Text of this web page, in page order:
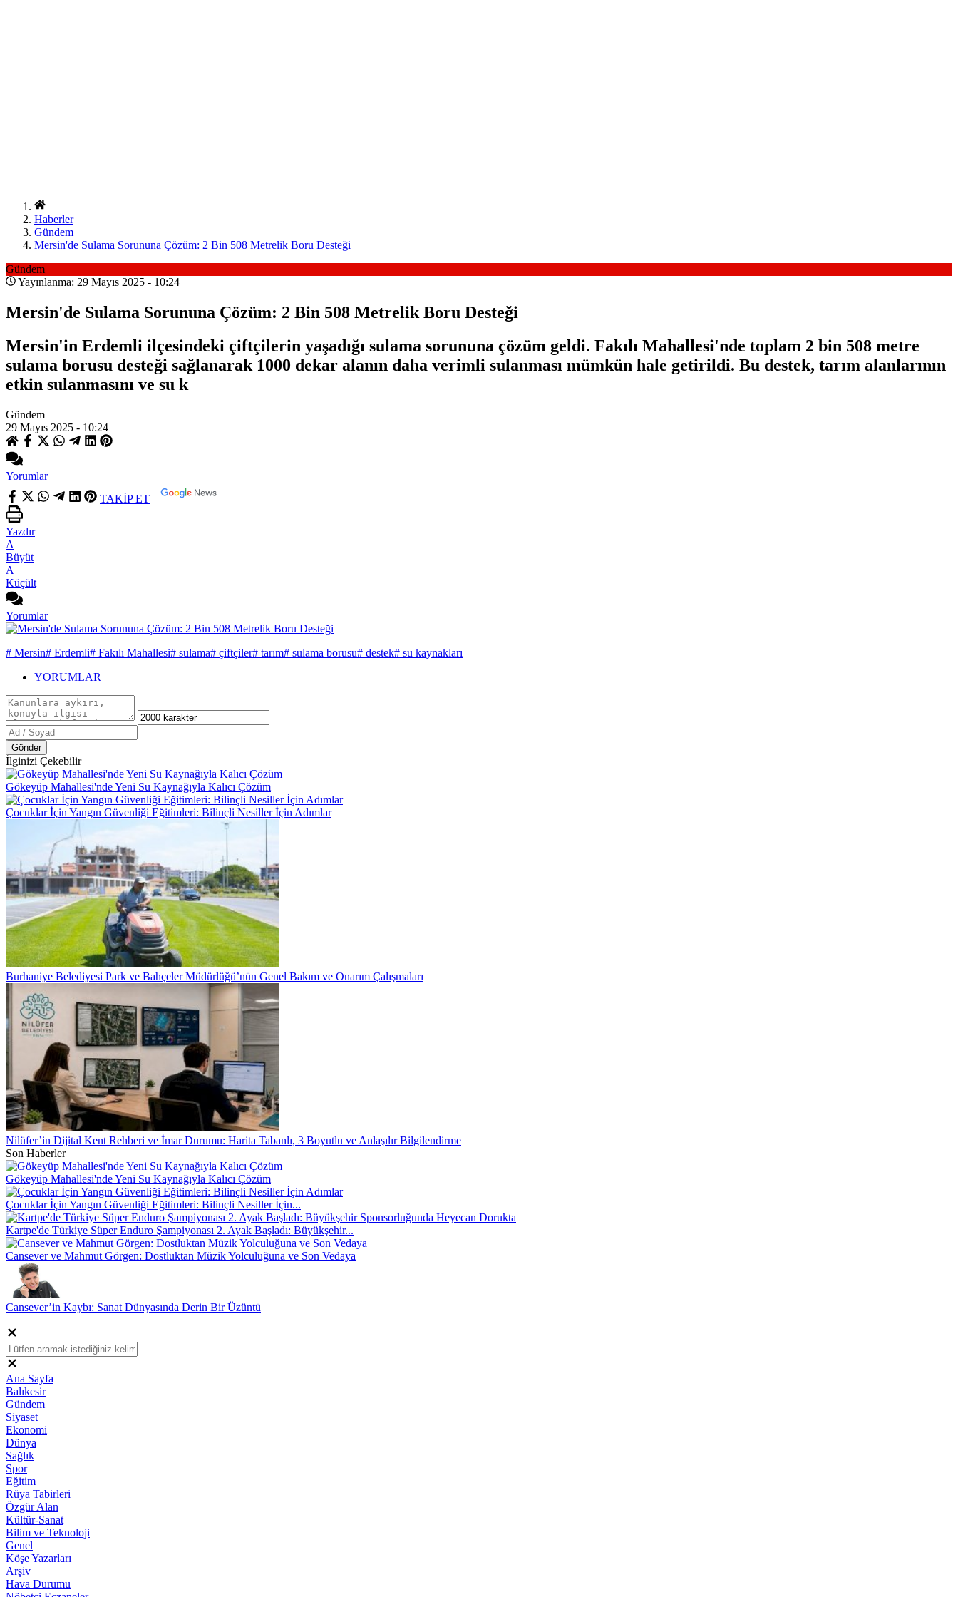
Haberler
Gündem
Mersin'de Sulama Sorununa Çözüm: 2 Bin 508 Metrelik Boru Desteği
Gündem
Yayınlanma: 29 Mayıs 2025 - 10:24
Mersin'de Sulama Sorununa Çözüm: 2 Bin 508 Metrelik Boru Desteği
Mersin'in Erdemli ilçesindeki çiftçilerin yaşadığı sulama sorununa çözüm geldi. Fakılı Mahallesi'nde toplam 2 bin 508 metre
sulama borusu desteği sağlanarak 1000 dekar alanın daha verimli sulanması mümkün hale getirildi. Bu destek, tarım alanlarının
etkin sulanmasını ve su k
Gündem
29 Mayıs 2025 - 10:24
Yorumlar
TAKİP ET
Yazdır
A
Büyüt
A
Küçült
Yorumlar
# Mersin# Erdemli# Fakılı Mahallesi# sulama# çiftçiler# tarım# sulama borusu# destek# su kaynakları
YORUMLAR
Gönder
İlginizi Çekebilir
Gökeyüp Mahallesi'nde Yeni Su Kaynağıyla Kalıcı Çözüm
Çocuklar İçin Yangın Güvenliği Eğitimleri: Bilinçli Nesiller İçin Adımlar
Burhaniye Belediyesi Park ve Bahçeler Müdürlüğü’nün Genel Bakım ve Onarım Çalışmaları
Nilüfer’in Dijital Kent Rehberi ve İmar Durumu: Harita Tabanlı, 3 Boyutlu ve Anlaşılır Bilgilendirme
Son Haberler
Gökeyüp Mahallesi'nde Yeni Su Kaynağıyla Kalıcı Çözüm
Çocuklar İçin Yangın Güvenliği Eğitimleri: Bilinçli Nesiller İçin...
Kartpe'de Türkiye Süper Enduro Şampiyonası 2. Ayak Başladı: Büyükşehir...
Cansever ve Mahmut Görgen: Dostluktan Müzik Yolculuğuna ve Son Vedaya
Cansever’in Kaybı: Sanat Dünyasında Derin Bir Üzüntü
Ana Sayfa
Balıkesir
Gündem
Siyaset
Ekonomi
Dünya
Sağlık
Spor
Eğitim
Rüya Tabirleri
Özgür Alan
Kültür-Sanat
Bilim ve Teknoloji
Genel
Köşe Yazarları
Arşiv
Hava Durumu